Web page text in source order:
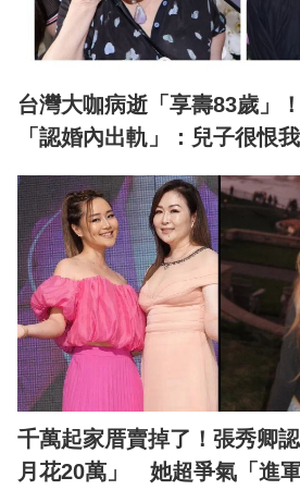
台灣大咖病逝「享壽83歲」
「認婚內出軌」：兒子很恨
千萬起家厝賣掉了！張秀卿
月花20萬」 她超爭氣「進